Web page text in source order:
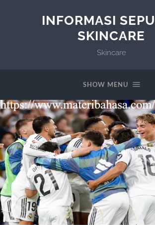
INFORMASI
SKINCARE
Skincare
SHOW MENU